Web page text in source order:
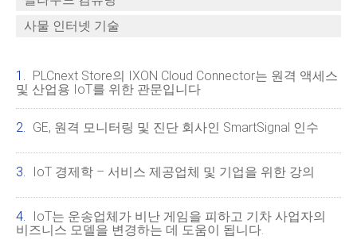
사물 인터넷 기술
PLCnext Store의 IXON Cloud Connector는 원격 액세스
및 산업용 IoT를 위한 관문입니다
GE, 원격 모니터링 및 진단 회사인 SmartSignal 인수
IoT 경제학 – 서비스 제공업체 및 기업을 위한 강의
IoT는 운송업체가 비난 게임을 피하고 기차 사업자의
비즈니스 모델을 변경하는 데 도움이 됩니다.